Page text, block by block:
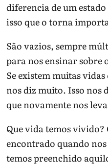
diferencia de um
isso que o torna
São vazios, sempre
para nos ensinar sobre
Se existem muitas
nos diz muito. Isso nos
que novamente nos
Que vida temos vivido?
encontrado quando
temos preenchido